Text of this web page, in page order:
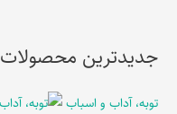
جدیدترین محصولات
توبه، آداب و اسباب